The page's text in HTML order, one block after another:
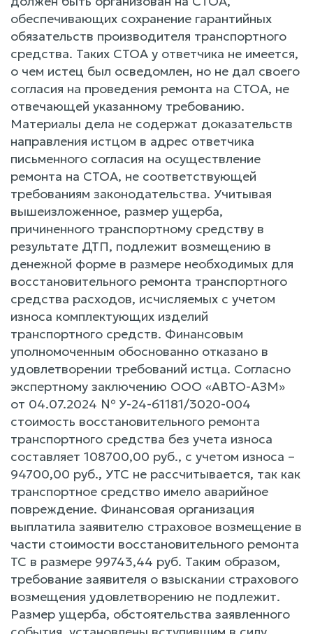
обеспечивающих сохранение гарантийных
обязательств производителя транспортного
средства. Таких СТОА у ответчика не имеется,
о чем истец был осведомлен, но не дал своего
согласия на проведения ремонта на СТОА, не
отвечающей указанному требованию.
Материалы дела не содержат доказательств
направления истцом в адрес ответчика
письменного согласия на осуществление
ремонта на СТОА, не соответствующей
требованиям законодательства. Учитывая
вышеизложенное, размер ущерба,
причиненного транспортному средству в
результате ДТП, подлежит возмещению в
денежной форме в размере необходимых для
восстановительного ремонта транспортного
средства расходов, исчисляемых с учетом
износа комплектующих изделий
транспортного средств. Финансовым
уполномоченным обоснованно отказано в
удовлетворении требований истца. Согласно
экспертному заключению ООО «АВТО-АЗМ»
от 04.07.2024 № У-24-61181/3020-004
стоимость восстановительного ремонта
транспортного средства без учета износа
составляет 108700,00 руб., с учетом износа –
94700,00 руб., УТС не рассчитывается, так как
транспортное средство имело аварийное
повреждение. Финансовая организация
выплатила заявителю страховое возмещение в
части стоимости восстановительного ремонта
ТС в размере 99743,44 руб. Таким образом,
требование заявителя о взыскании страхового
возмещения удовлетворению не подлежит.
Размер ущерба, обстоятельства заявленного